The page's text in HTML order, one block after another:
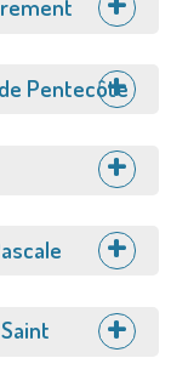
Pentecôte